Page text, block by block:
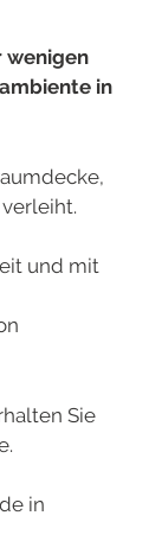
wenigen
in
und mit
Sie
in